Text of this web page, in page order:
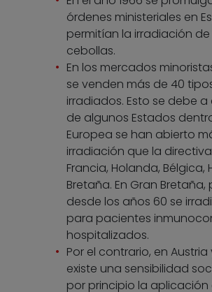
órdenes ministeriales en
permitían la irradiación
cebollas.
En los mercados
se venden más de 40
irradiados. Esto se debe
de algunos Estados
Europea se han abierto
irradiación que la
Francia, Holanda, Bélgica,
Bretaña. En Gran Bretaña,
desde los años 60 se
para pacientes
hospitalizados.
Por el contrario, en
existe una sensibilidad
por principio la